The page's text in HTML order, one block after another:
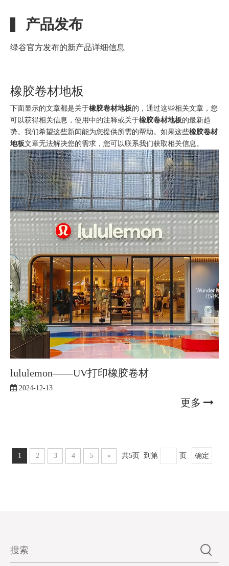
产品发布
绿谷官方发布的新产品详细信息
橡胶卷材地板
下面显示的文章都是关于橡胶卷材地板的，通过这些相关文章，您
可以获得相关信息，使用中的注释或关于橡胶卷材地板的最新趋
势。我们希望这些新闻能为您提供所需的帮助。如果这些橡胶卷材
地板文章无法解决您的需求，您可以联系我们获取相关信息。
lululemon——UV打印橡胶卷材
2024-12-13
更多
1 2 3 4 5 » 共5页 到第 页 确定